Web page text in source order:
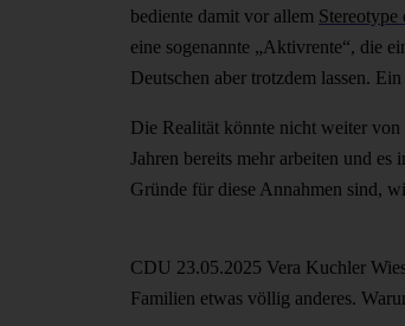
bediente damit vor allem Stereotype
eine sogenannte „Aktivrente“, die
Deutschen aber trotzdem lassen.
Die Realität könnte nicht weiter von
Jahren bereits mehr arbeiten und
Gründe für diese Annahmen sind,
CDU 23.05.2025 Vera Kuchler
Familien etwas völlig anderes.